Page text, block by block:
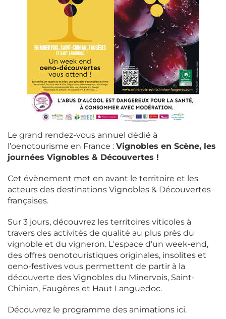
Le grand rendez-vous annuel dédié à
l’oenotourisme en France : Vignobles en Scène, les
journées Vignobles & Découvertes !
Cet évènement met en avant le territoire et les
acteurs des destinations Vignobles & Découvertes
françaises.
Sur 3 jours, découvrez les territoires viticoles à
travers des activités de qualité au plus près du
vignoble et du vigneron. L'espace d'un week-end,
des offres oenotouristiques originales, insolites et
oeno-festives vous permettent de partir à la
découverte des Vignobles du Minervois, Saint-
Chinian, Faugères et Haut Languedoc.
Découvrez le programme des animations ici.